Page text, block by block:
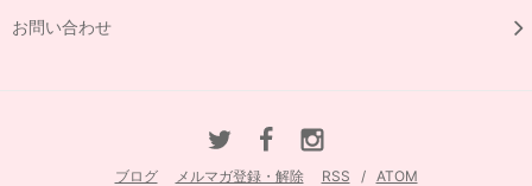
お問い合わせ
ブログ メルマガ登録・解除 RSS / ATOM